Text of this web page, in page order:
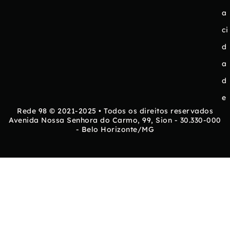
a
ci
d
a
d
e
Rede 98 © 2021-2025 • Todos os direitos reservados
Avenida Nossa Senhora do Carmo, 99, Sion - 30.330-000
- Belo Horizonte/MG